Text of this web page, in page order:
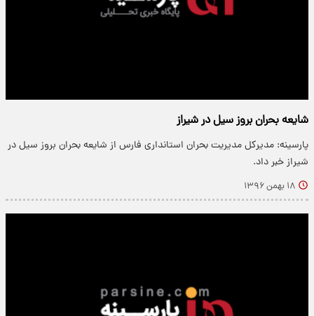
شایعه بحران بروز سیل در شیراز
پارسینه: مدیرکل مدیریت بحران استانداری فارس از شایعه بحران بروز سیل در
شیراز خبر داد.
۱۸ بهمن ۱۳۹۶